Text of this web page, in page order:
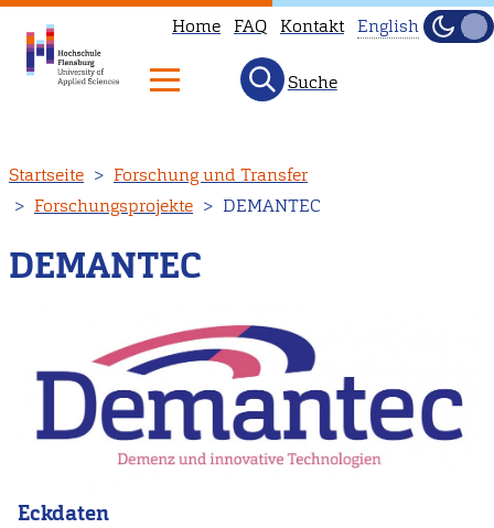
zum
Inhalt
Home FAQ Kontakt
English
main
English
Hell
Suche
Startseite
Forschung und Transfer
Forschungsprojekte
DEMANTEC
DEMANTEC
Eckdaten